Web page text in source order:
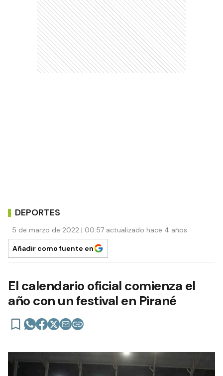
DEPORTES
5 de marzo de 2022 | 00:57 actualizado hace 4 años
Añadir como fuente en
El calendario oficial comienza el
año con un festival en Pirané